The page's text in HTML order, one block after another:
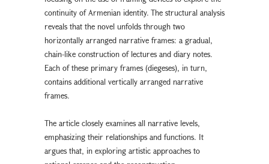
continuity of Armenian identity. The structural analysis
reveals that the novel unfolds through two
horizontally arranged narrative frames: a gradual,
chain-like construction of lectures and diary notes.
Each of these primary frames (diegeses), in turn,
contains additional vertically arranged narrative
frames.
The article closely examines all narrative levels,
emphasizing their relationships and functions. It
argues that, in exploring artistic approaches to